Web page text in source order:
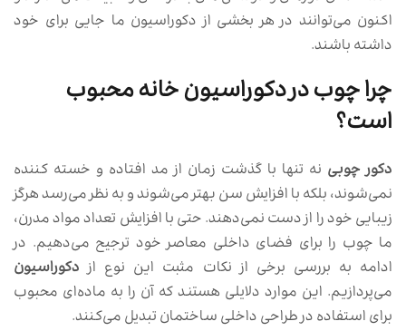
اکنون می‌توانند در هر بخشی از دکوراسیون ما جایی برای خود
داشته باشند.
چرا چوب در دکوراسیون خانه محبوب
است؟
دکور چوبی نه تنها با گذشت زمان از مد افتاده و خسته کننده
نمی‌شوند، بلکه با افزایش سن بهتر می‌شوند و به نظر می‌رسد هرگز
زیبایی خود را از دست نمی‌دهند. حتی با افزایش تعداد مواد مدرن،
ما چوب را برای فضای داخلی معاصر خود ترجیح می‌دهیم. در
ادامه به بررسی برخی از نکات مثبت این نوع از دکوراسیون
می‌پردازیم. این موارد دلایلی هستند که آن را به ماده‌ای محبوب
برای استفاده در طراحی داخلی ساختمان تبدیل می‌کنند.